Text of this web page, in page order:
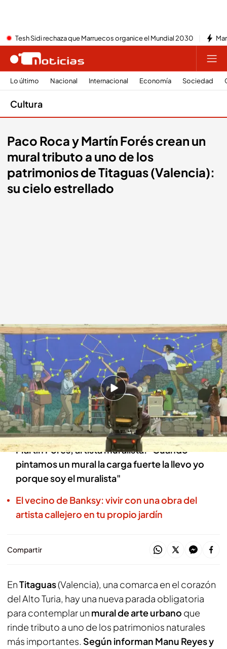
Tesh Sidi rechaza que Marruecos organice el Mundial 2030
Lo último Nacional Internacional Economía Sociedad
Cultura
Paco Roca y Martín Forés crean un
mural tributo a uno de los
patrimonios de Titaguas (Valencia):
su cielo estrellado
Así es el mural de Paco Roca y Martín Forés.Imagen: Sergio Fernández,
Juan Polo
Redacción digital Noticias Cuatro Europa Press
28 JUN 2024 - 17:43h.
Titaguas es un destino al que viene la gente
para ver las estrellas, uno de los mejores
destinos europeos
Martín Forés, artista muralista: "Cuando
pintamos un mural la carga fuerte la llevo yo
porque soy el muralista"
El vecino de Banksy: vivir con una obra del
artista callejero en tu propio jardín
Compartir
EnTitaguas(Valencia), una comarca en el corazón
del Alto Turia, hay una nueva parada obligatoria
para contemplar un mural de arte urbano que
rinde tributo a uno de los patrimonios naturales
más importantes. Según informan Manu Reyes y